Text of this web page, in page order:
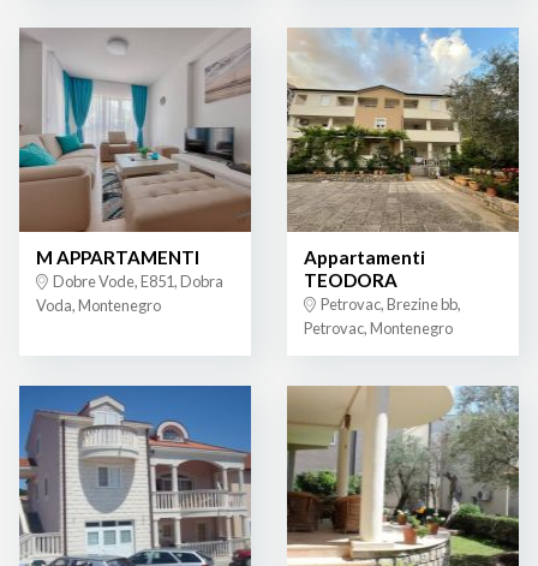
M APPARTAMENTI
Dobre Vode, E851, Dobra
Voda, Montenegro
Appartamenti
TEODORA
Petrovac, Brezine bb,
Petrovac, Montenegro